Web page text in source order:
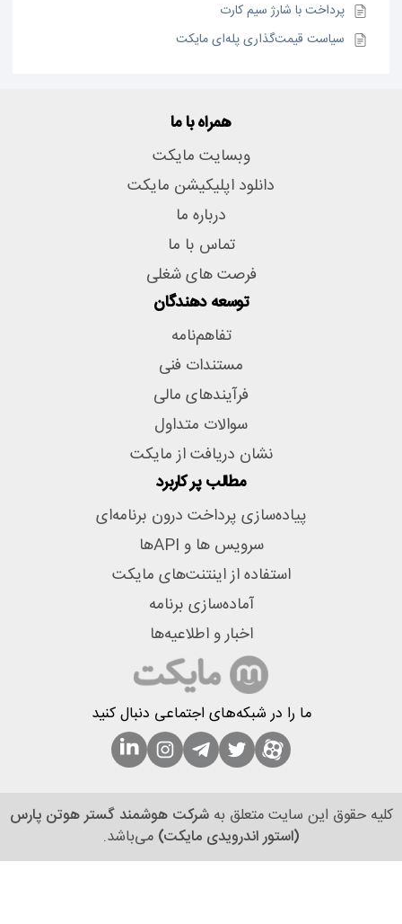
پرداخت با شارژ سیم کارت
سیاست قیمت‌گذاری پله‌ای مایکت
همراه با ما
وبسایت مایکت
دانلود اپلیکیشن مایکت
درباره ما
تماس با ما
فرصت های شغلی
توسعه دهندگان
تفاهم‌نامه
مستندات فنی
فرآیندهای مالی
سوالات متداول
نشان دریافت از مایکت
مطالب پر کاربرد
پیاده‌سازی پرداخت درون برنامه‌ای
سرویس ها و APIها
استفاده از اینتنت‌های مایکت
آماده‌سازی برنامه
اخبار و اطلاعیه‌ها
ما را در شبکه‌های اجتماعی دنبال کنید
کلیه حقوق این سایت متعلق بهشرکت هوشمند گستر هوتن پارس
(استور اندرویدی مایکت)می‌باشد.